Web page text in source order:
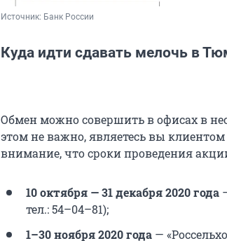
Источник: Банк России
Куда идти сдавать мелочь в
Обмен можно совершить в офисах в
этом не важно, являетесь вы
внимание, что сроки проведения
10 октября — 31 декабря 2020 года
тел.: 54–04–81);
1–30 ноября 2020 года —